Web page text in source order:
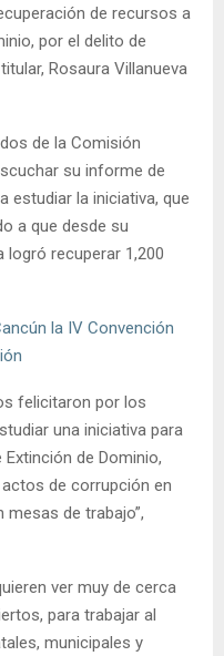
de recursos a
por el delito de
Rosaura Villanueva
de la Comisión
su informe de
estudiar la iniciativa, que
a que desde su
recuperar 1,200
la IV Convención
felicitaron por los
una iniciativa para
de Dominio,
de corrupción en
mesas de trabajo”,
ver muy de cerca
para trabajar al
municipales y